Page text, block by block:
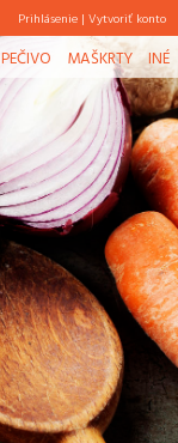
Prihlásenie | Vytvoriť konto
PEČIVO MAŠKRTY INÉ